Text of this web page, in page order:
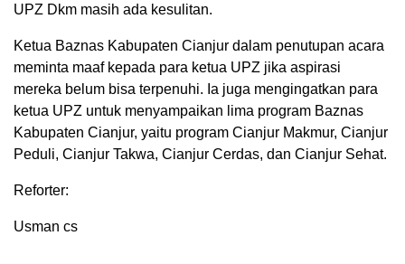
UPZ Dkm masih ada kesulitan.
Ketua Baznas Kabupaten Cianjur dalam penutupan acara
meminta maaf kepada para ketua UPZ jika aspirasi
mereka belum bisa terpenuhi. Ia juga mengingatkan para
ketua UPZ untuk menyampaikan lima program Baznas
Kabupaten Cianjur, yaitu program Cianjur Makmur, Cianjur
Peduli, Cianjur Takwa, Cianjur Cerdas, dan Cianjur Sehat.
Reforter:
Usman cs